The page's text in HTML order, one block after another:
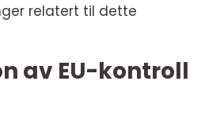
relatert til dette
av EU-kontroll